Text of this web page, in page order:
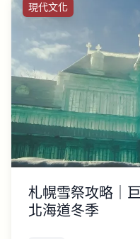
現代文化
札幌雪祭攻略｜
北海道冬季